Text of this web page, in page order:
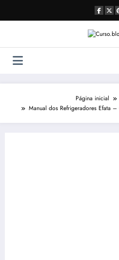
o
Página inicial
Manual dos Refrigeradores Efata